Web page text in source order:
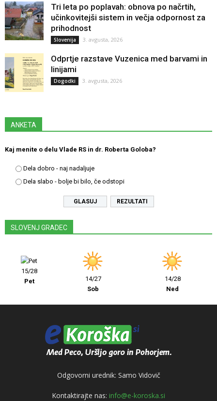
Tri leta po poplavah: obnova po načrtih,
učinkovitejši sistem in večja odpornost za
prihodnost
Slovenija 3. avgusta, 2026
Odprtje razstave Vuzenica med barvami in
linijami
Dogodki 3. avgusta, 2026
ANKETA
Kaj menite o delu Vlade RS in dr. Roberta Goloba?
Dela dobro - naj nadaljuje
Dela slabo - bolje bi bilo, če odstopi
REZULTATI
SLOVENJ GRADEC
15/28
Pet
14/27
Sob
14/28
Ned
Odgovorni urednik: Samo Vidovič
Kontaktirajte nas: info@e-koroska.si